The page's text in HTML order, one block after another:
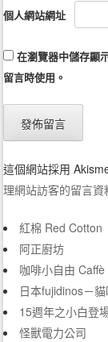
個人網站網址
在瀏覽器中儲存顯
留言時使用。
這個網站採用
理網站訪客的留言資
紅棉 Red Cotton
阿正廚坊
咖啡小自由
日本fujidinos－
15週年之小白登
怪獸電力公司